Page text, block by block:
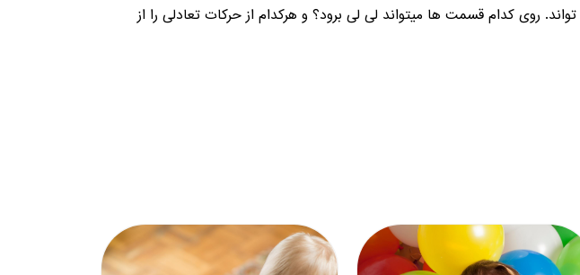
روی کدام قسمت ها میتواند لی لی برود؟ و هرکدام از حرکات تعادلی را از